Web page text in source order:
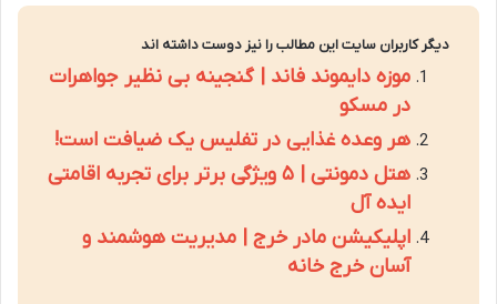
دیگر کاربران سایت این مطالب را نیز دوست داشته اند
موزه دایموند فاند | گنجینه بی نظیر جواهرات
در مسکو
هر وعده غذایی در تفلیس یک ضیافت است!
هتل دمونتی | ۵ ویژگی برتر برای تجربه اقامتی
ایده آل
اپلیکیشن مادر خرج | مدیریت هوشمند و
آسان خرج خانه